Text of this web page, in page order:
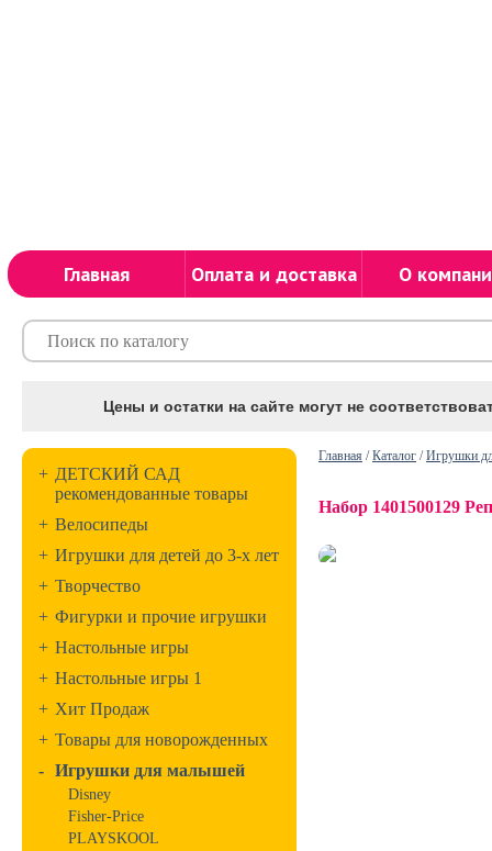
Главная Оплата и доставка О
Цены и остатки на сайте могут не
+ ДЕТСКИЙ САД
рекомендованные товары
+ Велосипеды
+ Игрушки для детей до 3-х лет
+ Творчество
+ Фигурки и прочие игрушки
+ Настольные игры
+ Настольные игры 1
+ Хит Продаж
+ Товары для новорожденных
- Игрушки для малышей
Disney
Fisher-Price
PLAYSKOOL
Главная /Каталог /Игрушки
Набор 1401500129